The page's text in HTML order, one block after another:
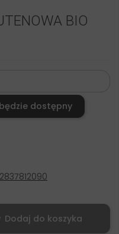
BIO
dostępny
Dodaj do koszyka